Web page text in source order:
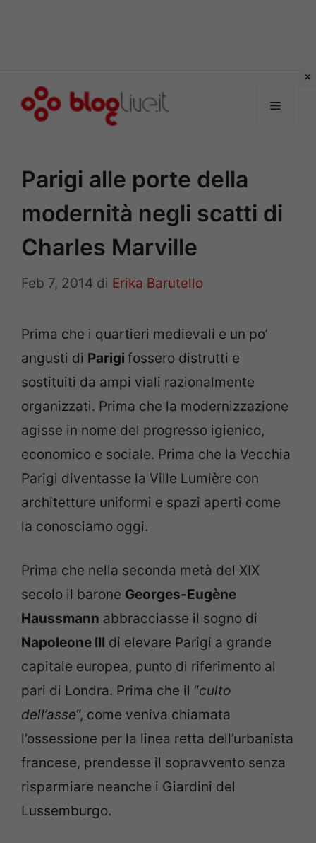
Menu
Parigi alle porte della
modernità negli scatti di
Charles Marville
Feb 7, 2014 di Erika Barutello
Prima che i quartieri medievali e un po’
angusti di Parigi fossero distrutti e
sostituiti da ampi viali razionalmente
organizzati. Prima che la modernizzazione
agisse in nome del progresso igienico,
economico e sociale. Prima che la Vecchia
Parigi diventasse la Ville Lumière con
architetture uniformi e spazi aperti come
la conosciamo oggi.
Prima che nella seconda metà del XIX
secolo il barone Georges-Eugène
Haussmann abbracciasse il sogno di
Napoleone III di elevare Parigi a grande
capitale europea, punto di riferimento al
pari di Londra. Prima che il “culto
dell’asse“, come veniva chiamata
l’ossessione per la linea retta dell’urbanista
francese, prendesse il sopravvento senza
risparmiare neanche i Giardini del
Lussemburgo.